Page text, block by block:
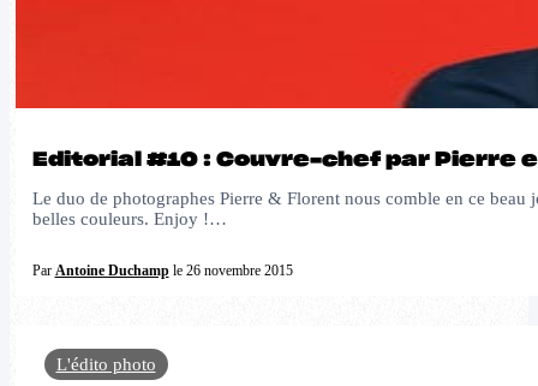
Editorial #10 : Couvre-chef par Pierre
Le duo de photographes Pierre & Florent nous comble en ce
belles couleurs. Enjoy !…
Par Antoine Duchample 26 novembre 2015
L'édito photo